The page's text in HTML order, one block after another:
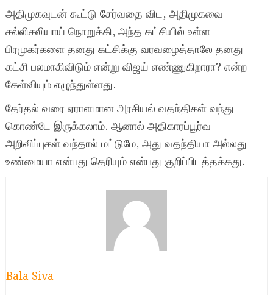
அதிமுகவுடன் கூட்டு சேர்வதை விட, அதிமுகவை
சல்லிசலியாய் நொறுக்கி, அந்த கட்சியில் உள்ள
பிரமுகர்களை தனது கட்சிக்கு வரவழைத்தாலே தனது
கட்சி பலமாகிவிடும் என்று விஜய் எண்ணுகிறாரா? என்ற
கேள்வியும் எழுந்துள்ளது.
தேர்தல் வரை ஏராளமான அரசியல் வதந்திகள் வந்து
கொண்டே இருக்கலாம். ஆனால் அதிகாரப்பூர்வ
அறிவிப்புகள் வந்தால் மட்டுமே, அது வதந்தியா அல்லது
உண்மையா என்பது தெரியும் என்பது குறிப்பிடத்தக்கது.
Bala Siva